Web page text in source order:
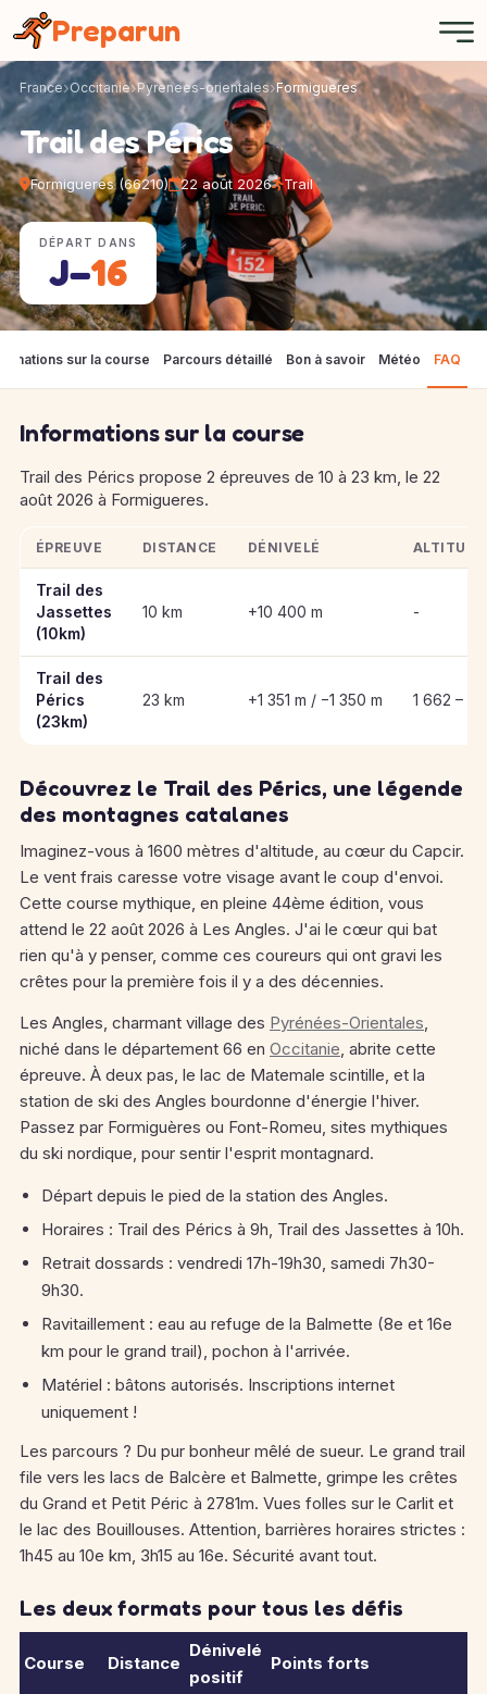
Preparun
France Occitanie Pyrenees-orientales Formigueres
Trail des Pérics
Formigueres (66210) 22 août 2026 Trail
DÉPART DANS
J−16
sur la course Parcours détaillé Bon à savoir Météo FAQ
Informations sur la course
Trail des Pérics propose 2 épreuves de 10 à 23 km, le 22
août 2026 à Formigueres.
Informations clés des épreuves de Trail des Pérics
ÉPREUVE DISTANCE DÉNIVELÉ ALTITUDE
Trail des
Jassettes
(10km)
10 km +10 400 m -
Trail des
Pérics
(23km)
23 km +1 351 m / −1 350 m 1 662 – 2
Découvrez le Trail des Pérics, une légende
des montagnes catalanes
Imaginez-vous à 1600 mètres d'altitude, au cœur du Capcir.
Le vent frais caresse votre visage avant le coup d'envoi.
Cette course mythique, en pleine 44ème édition, vous
attend le 22 août 2026 à Les Angles. J'ai le cœur qui bat
rien qu'à y penser, comme ces coureurs qui ont gravi les
crêtes pour la première fois il y a des décennies.
Les Angles, charmant village des Pyrénées-Orientales,
niché dans le département 66 en Occitanie, abrite cette
épreuve. À deux pas, le lac de Matemale scintille, et la
station de ski des Angles bourdonne d'énergie l'hiver.
Passez par Formiguères ou Font-Romeu, sites mythiques
du ski nordique, pour sentir l'esprit montagnard.
Départ depuis le pied de la station des Angles.
Horaires : Trail des Pérics à 9h, Trail des Jassettes à 10h.
Retrait dossards : vendredi 17h-19h30, samedi 7h30-
9h30.
Ravitaillement : eau au refuge de la Balmette (8e et 16e
km pour le grand trail), pochon à l'arrivée.
Matériel : bâtons autorisés. Inscriptions internet
uniquement !
Les parcours ? Du pur bonheur mêlé de sueur. Le grand trail
file vers les lacs de Balcère et Balmette, grimpe les crêtes
du Grand et Petit Péric à 2781m. Vues folles sur le Carlit et
le lac des Bouillouses. Attention, barrières horaires strictes :
1h45 au 10e km, 3h15 au 16e. Sécurité avant tout.
Les deux formats pour tous les défis
Course Distance
Dénivelé
positif
Points forts
Panneau de gestion des cookies